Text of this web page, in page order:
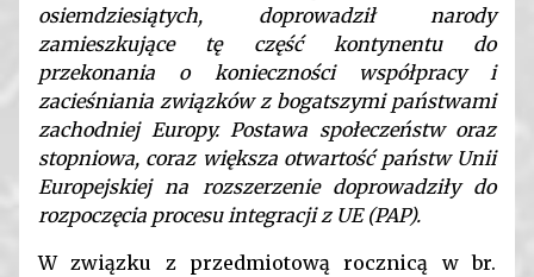
osiemdziesiątych, doprowadził narody
zamieszkujące tę część kontynentu do
przekonania o konieczności współpracy i
zacieśniania związków z bogatszymi państwami
zachodniej Europy. Postawa społeczeństw oraz
stopniowa, coraz większa otwartość państw Unii
Europejskiej na rozszerzenie doprowadziły do
rozpoczęcia procesu integracji z UE (PAP).
W związku z przedmiotową rocznicą w br.